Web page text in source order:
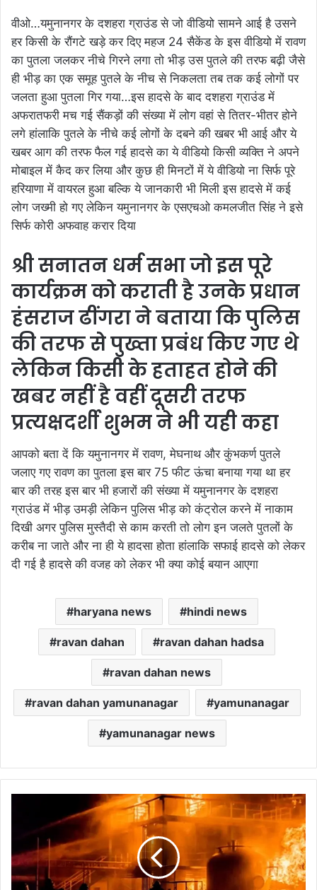
वीओ…यमुनानगर के दशहरा ग्राउंड से जो वीडियो सामने आई है उसने
हर किसी के रौंगटे खड़े कर दिए महज 24 सैकेंड के इस वीडियो में रावण
का पुतला जलकर नीचे गिरने लगा तो भीड़ उस पुतले की तरफ बढ़ी जैसे
ही भीड़ का एक समूह पुतले के नीच से निकलता तब तक कई लोगों पर
जलता हुआ पुतला गिर गया…इस हादसे के बाद दशहरा ग्राउंड में
अफरातफरी मच गई सैंकड़ों की संख्या में लोग वहां से तितर-भीतर होने
लगे हांलाकि पुतले के नीचे कई लोगों के दबने की खबर भी आई और ये
खबर आग की तरफ फैल गई हादसे का ये वीडियो किसी व्यक्ति ने अपने
मोबाइल में कैद कर लिया और कुछ ही मिनटों में ये वीडियो ना सिर्फ पूरे
हरियाणा में वायरल हुआ बल्कि ये जानकारी भी मिली इस हादसे में कई
लोग जख्मी हो गए लेकिन यमुनानगर के एसएचओ कमलजीत सिंह ने इसे
सिर्फ कोरी अफवाह करार दिया
श्री सनातन धर्म सभा जो इस पूरे
कार्यक्रम को कराती है उनके प्रधान
हंसराज ढींगरा ने बताया कि पुलिस
की तरफ से पुख्ता प्रबंध किए गए थे
लेकिन किसी के हताहत होने की
खबर नहीं है वहीं दूसरी तरफ
प्रत्यक्षदर्शी शुभम ने भी यही कहा
आपको बता दें कि यमुनानगर में रावण, मेघनाथ और कुंभकर्ण पुतले
जलाए गए रावण का पुतला इस बार 75 फीट ऊंचा बनाया गया था हर
बार की तरह इस बार भी हजारों की संख्या में यमुनानगर के दशहरा
ग्राउंड में भीड़ उमड़ी लेकिन पुलिस भीड़ को कंट्रोल करने में नाकाम
दिखी अगर पुलिस मुस्तैदी से काम करती तो लोग इन जलते पुतलों के
करीब ना जाते और ना ही ये हादसा होता हांलाकि सफाई हादसे को लेकर
दी गई है हादसे की वजह को लेकर भी क्या कोई बयान आएगा
haryana news hindi news
ravan dahan ravan dahan hadsa
ravan dahan news
ravan dahan yamunanagar yamunanagar
yamunanagar news